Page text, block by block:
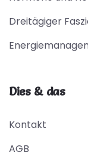
Dreitägiger
Dies & das
Kontakt
AGB